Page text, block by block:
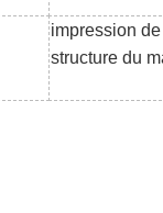
impression
structure du